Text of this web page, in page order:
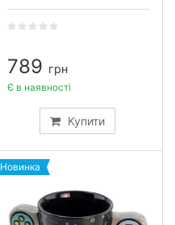
789 грн
Купити
Є в наявності
Новинка